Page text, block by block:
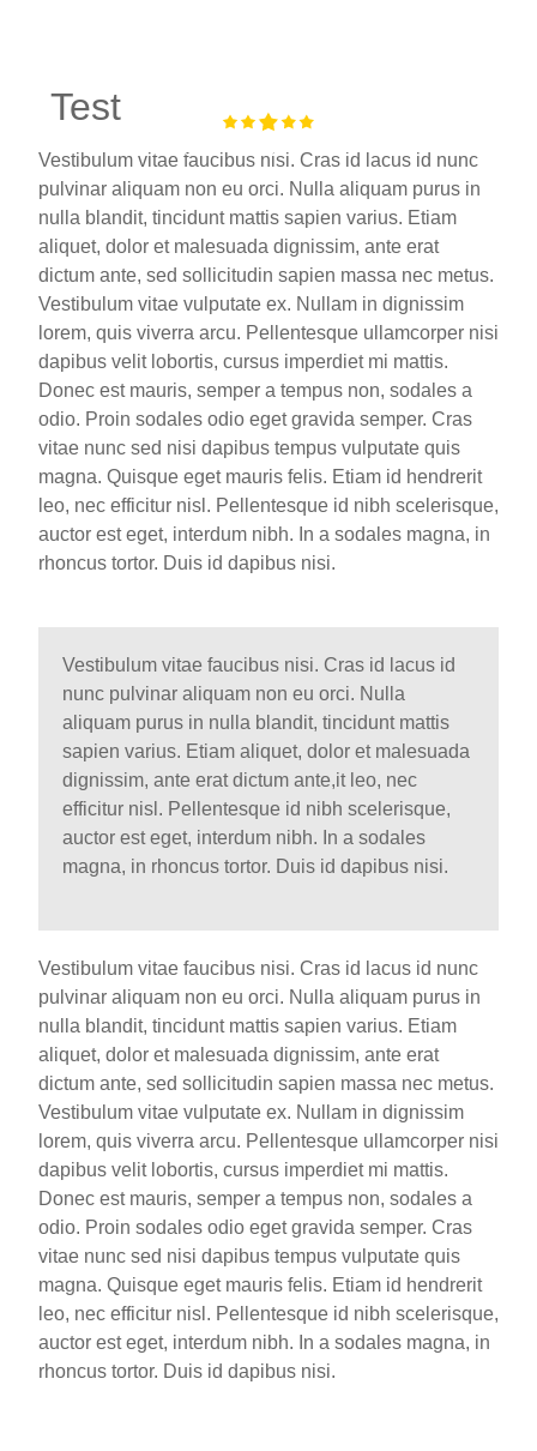
Test
Vestibulum vitae faucibus nisi. Cras id lacus id nunc
pulvinar aliquam non eu orci. Nulla aliquam purus in
nulla blandit, tincidunt mattis sapien varius. Etiam
aliquet, dolor et malesuada dignissim, ante erat
dictum ante, sed sollicitudin sapien massa nec metus.
Vestibulum vitae vulputate ex. Nullam in dignissim
lorem, quis viverra arcu. Pellentesque ullamcorper nisi
dapibus velit lobortis, cursus imperdiet mi mattis.
Donec est mauris, semper a tempus non, sodales a
odio. Proin sodales odio eget gravida semper. Cras
vitae nunc sed nisi dapibus tempus vulputate quis
magna. Quisque eget mauris felis. Etiam id hendrerit
leo, nec efficitur nisl. Pellentesque id nibh scelerisque,
auctor est eget, interdum nibh. In a sodales magna, in
rhoncus tortor. Duis id dapibus nisi.
Vestibulum vitae faucibus nisi. Cras id lacus id
nunc pulvinar aliquam non eu orci. Nulla
aliquam purus in nulla blandit, tincidunt mattis
sapien varius. Etiam aliquet, dolor et malesuada
dignissim, ante erat dictum ante,it leo, nec
efficitur nisl. Pellentesque id nibh scelerisque,
auctor est eget, interdum nibh. In a sodales
magna, in rhoncus tortor. Duis id dapibus nisi.
Vestibulum vitae faucibus nisi. Cras id lacus id nunc
pulvinar aliquam non eu orci. Nulla aliquam purus in
nulla blandit, tincidunt mattis sapien varius. Etiam
aliquet, dolor et malesuada dignissim, ante erat
dictum ante, sed sollicitudin sapien massa nec metus.
Vestibulum vitae vulputate ex. Nullam in dignissim
lorem, quis viverra arcu. Pellentesque ullamcorper nisi
dapibus velit lobortis, cursus imperdiet mi mattis.
Donec est mauris, semper a tempus non, sodales a
odio. Proin sodales odio eget gravida semper. Cras
vitae nunc sed nisi dapibus tempus vulputate quis
magna. Quisque eget mauris felis. Etiam id hendrerit
leo, nec efficitur nisl. Pellentesque id nibh scelerisque,
auctor est eget, interdum nibh. In a sodales magna, in
rhoncus tortor. Duis id dapibus nisi.